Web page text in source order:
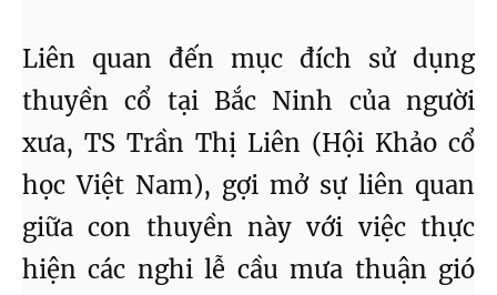
Liên quan đến mục đích sử dụng
thuyền cổ tại Bắc Ninh của người
xưa, TS Trần Thị Liên (Hội Khảo cổ
học Việt Nam), gợi mở sự liên quan
giữa con thuyền này với việc thực
hiện các nghi lễ cầu mưa thuận gió